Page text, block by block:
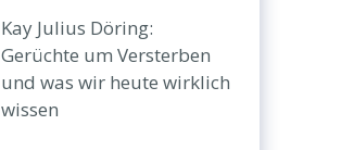
Kay Julius Döring:
Gerüchte um Versterben
und was wir heute wirklich
wissen